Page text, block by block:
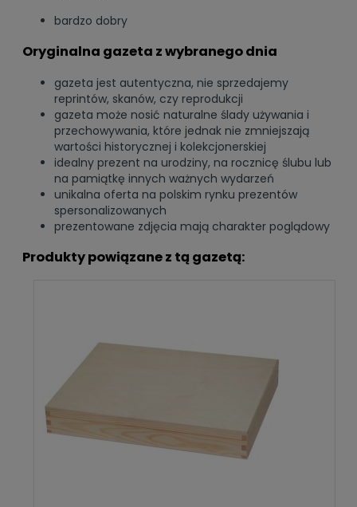
bardzo dobry
Oryginalna gazeta z wybranego dnia
gazeta jest autentyczna, nie sprzedajemy
reprintów, skanów, czy reprodukcji
gazeta może nosić naturalne ślady używania i
przechowywania, które jednak nie zmniejszają
wartości historycznej i kolekcjonerskiej
idealny prezent na urodziny, na rocznicę ślubu lub
na pamiątkę innych ważnych wydarzeń
unikalna oferta na polskim rynku prezentów
spersonalizowanych
prezentowane zdjęcia mają charakter poglądowy
Produkty powiązane z tą gazetą: